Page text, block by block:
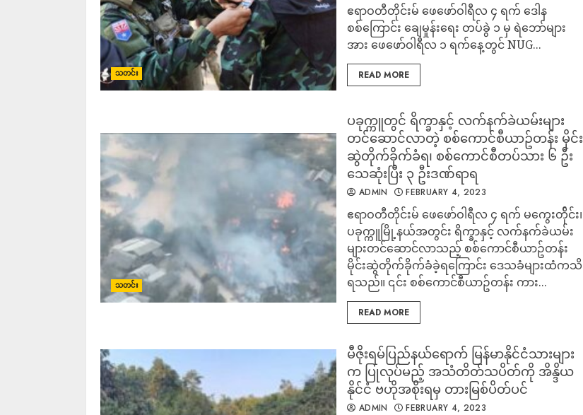
သတင်း
ဧရာဝတီတိုင်းမ် ဖေဖော်ဝါရီလ ၄ ရက် ဒေါန
စစ်ကြောင်း ချေမှုန်းရေး တပ်ခွဲ ၁ မှ ရဲဘော်များ
အား ဖေဖော်ဝါရီလ ၁ ရက်နေ့တွင် NUG...
READ MORE
သတင်း
ပခုက္ကူတွင် ရိက္ခာနှင့် လက်နက်ခဲယမ်းများ
တင်ဆောင်လာတဲ့ စစ်ကောင်စီယာဥ်တန်း မိုင်း
ဆွဲတိုက်ခိုက်ခံရ၊ စစ်ကောင်စီတပ်သား ၆ ဦး
သေဆုံးပြီး ၃ ဦးဒဏ်ရာရ
ADMIN FEBRUARY 4, 2023
ဧရာဝတီတိုင်းမ် ဖေဖော်ဝါရီလ ၄ ရက် မကွေးတ်ိုင်း၊
ပခုက္ကူမြို့နယ်အတွင်း ရိက္ခာနှင့် လက်နက်ခဲယမ်း
များတင်ဆောင်လာသည့် စစ်ကောင်စီယာဥ်တန်း
မိုင်းဆွဲတိုက်ခိုက်ခံခဲ့ရကြောင်း ဒေသခံများထံကသိ
ရသည်။ ၎င်း စစ်ကောင်စီယာဥ်တန်း ကား...
READ MORE
မီဇိုးရမ်ပြည်နယ်ရောက် မြန်မာနိုင်ငံသားများ
က ပြုလုပ်မည့် အသံတိတ်သပိတ်ကို အိန္ဒိယ
နိုင်ငံ ဗဟိုအစိုးရမှ တားမြစ်ပိတ်ပင်
ADMIN FEBRUARY 4, 2023